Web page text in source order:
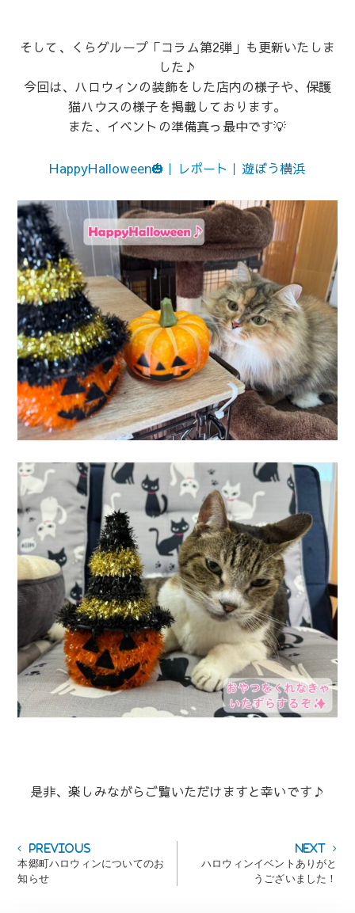
そして、くらグループ「コラム第2弾」も更新いたしま
した♪
今回は、ハロウィンの装飾をした店内の様子や、保護
猫ハウスの様子を掲載しております。
また、イベントの準備真っ最中です💡
HappyHalloween🎃｜レポート｜遊ぼう横浜
是非、楽しみながらご覧いただけますと幸いです♪
投
稿
ナ
PreviousPrevious
post:
本郷町ハロウィンについてのお
知らせ
Next
post:
ハロウィンイベントありがと
うございました！